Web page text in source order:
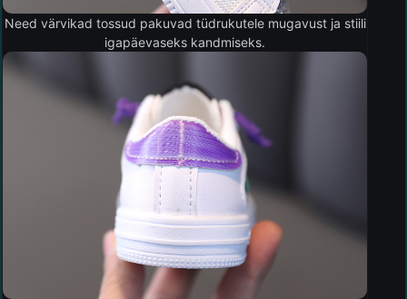
Need värvikad tossud pakuvad tüdrukutele mugavust ja stiili
igapäevaseks kandmiseks.